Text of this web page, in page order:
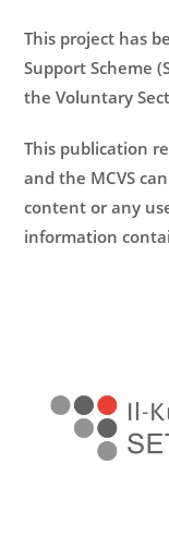
This project has
Support Scheme
the Voluntary
This publication
and the MCVS
content or any
information